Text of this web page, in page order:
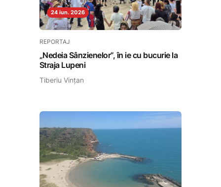
24 iun. 2026
REPORTAJ
„Nedeia Sânzienelor”, în ie cu bucurie la
Straja Lupeni
Tiberiu Vințan